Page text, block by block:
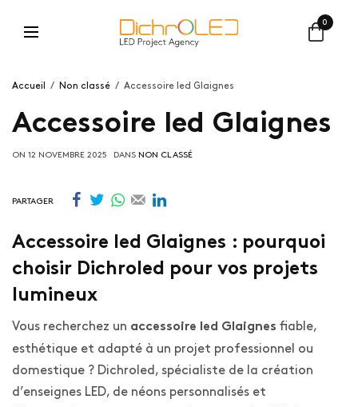
0
Accueil Non classé Accessoire led Glaignes
Accessoire led Glaignes
ON 12 NOVEMBRE 2025 DANS NON CLASSÉ
PARTAGER
Accessoire led Glaignes : pourquoi
choisir Dichroled pour vos projets
lumineux
Vous recherchez un accessoire led Glaignes fiable,
esthétique et adapté à un projet professionnel ou
domestique ? Dichroled, spécialiste de la création
d’enseignes LED, de néons personnalisés et